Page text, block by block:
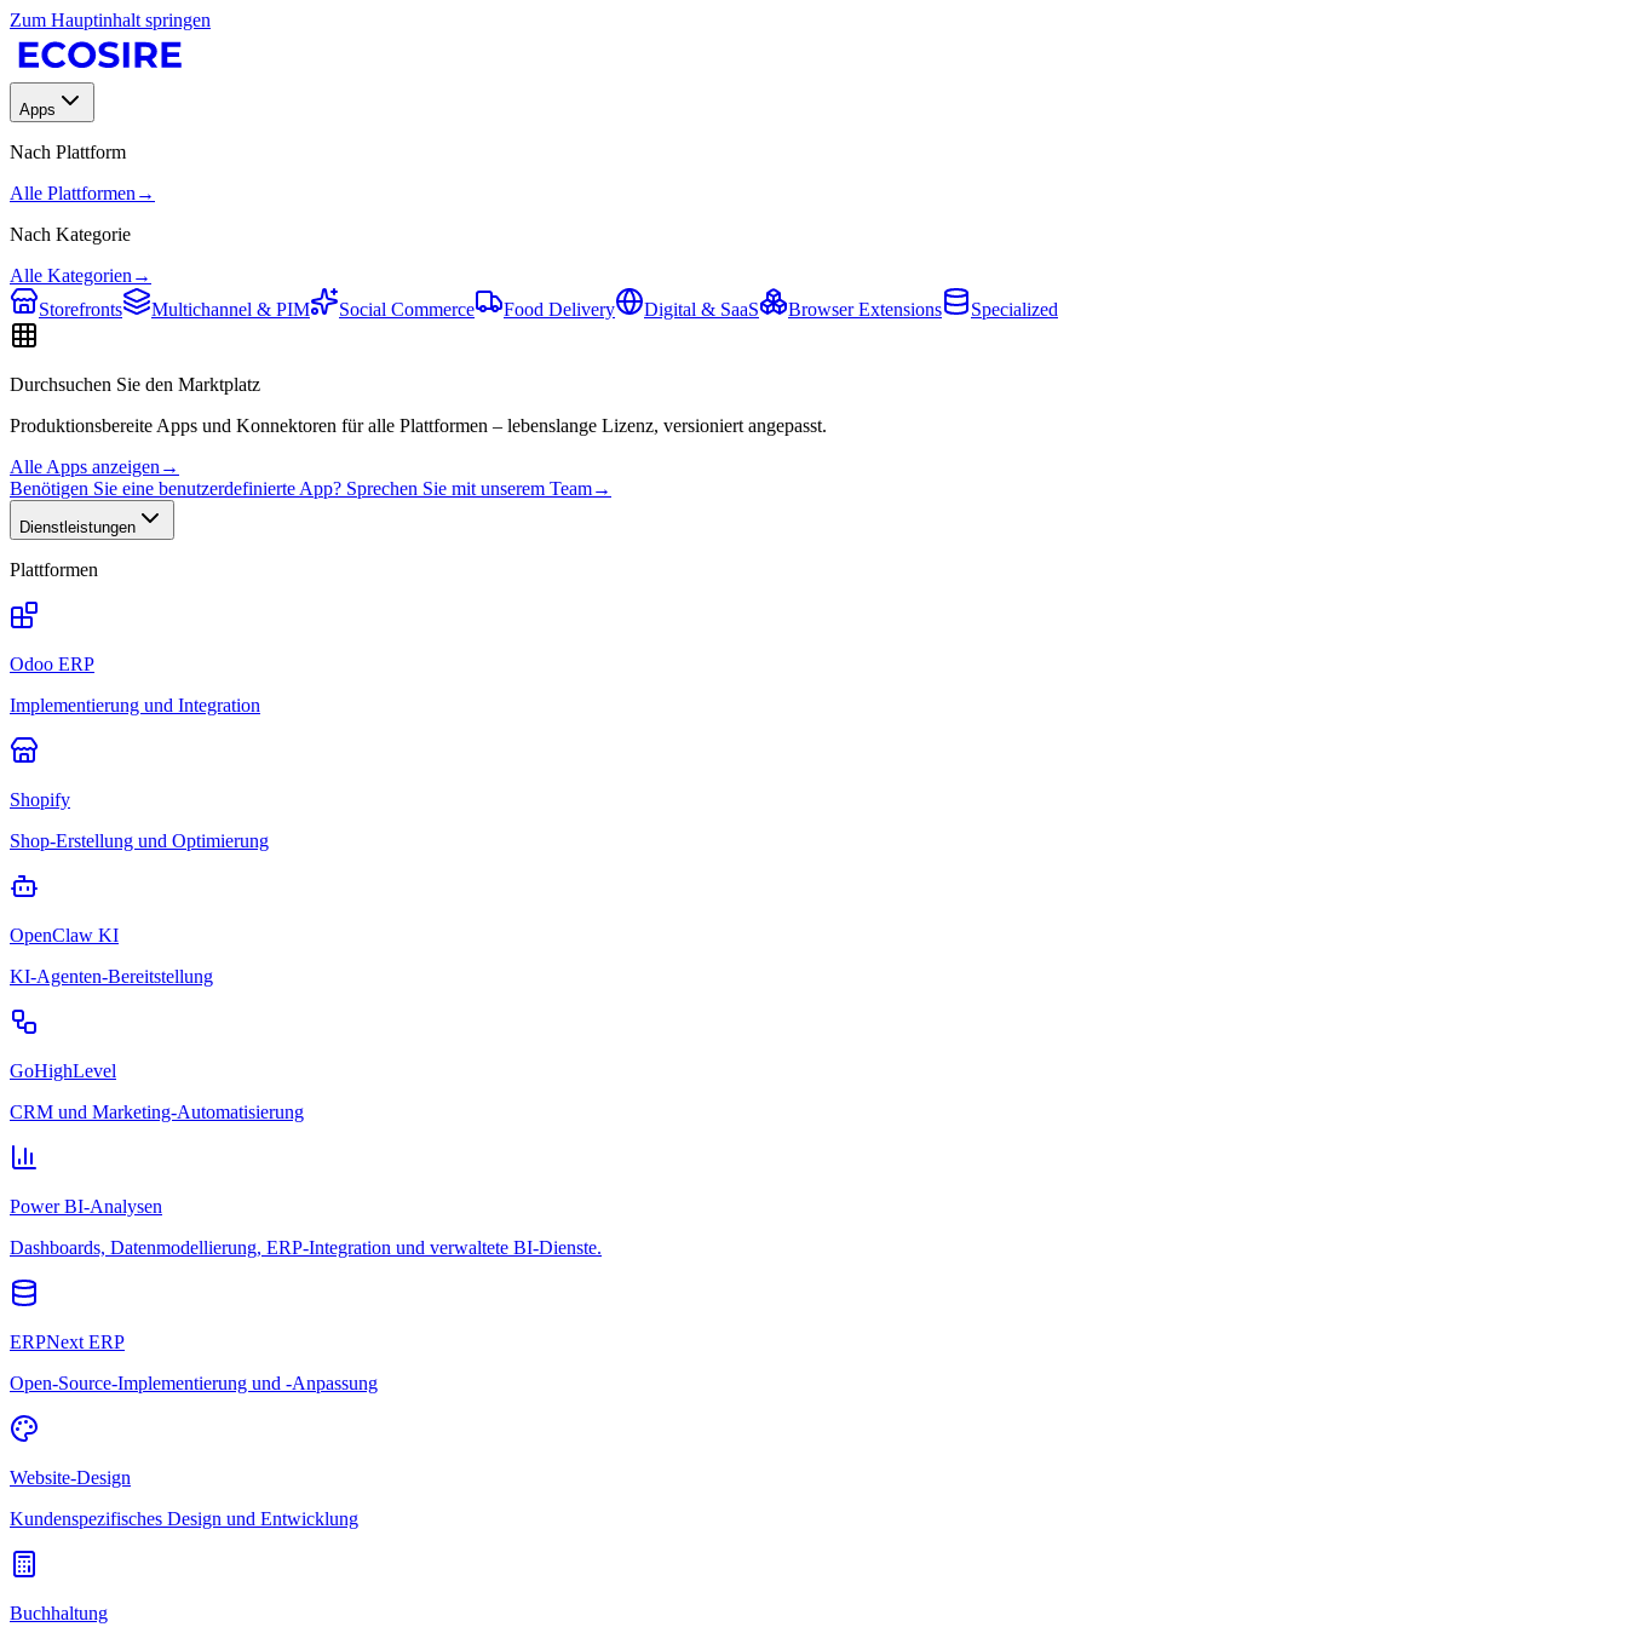
Zum Hauptinhalt springen
Apps
Nach Plattform
Alle Plattformen →
Nach Kategorie
Alle Kategorien →
Storefronts
Multichannel & PIM Social Commerce Food Delivery Digital & SaaS Browser Extensions Specialized
Durchsuchen Sie den Marktplatz
Produktionsbereite Apps und Konnektoren für alle Plattformen – lebenslange Lizenz, versioniert angepasst.
Alle Apps anzeigen →
Benötigen Sie eine benutzerdefinierte App? Sprechen Sie mit unserem Team→
Dienstleistungen
Plattformen
Odoo ERP
Implementierung und Integration
Shopify
Shop-Erstellung und Optimierung
OpenClaw KI
KI-Agenten-Bereitstellung
GoHighLevel
CRM und Marketing-Automatisierung
Power BI-Analysen
Dashboards, Datenmodellierung, ERP-Integration und verwaltete BI-Dienste.
ERPNext ERP
Open-Source-Implementierung und -Anpassung
Website-Design
Kundenspezifisches Design und Entwicklung
Buchhaltung